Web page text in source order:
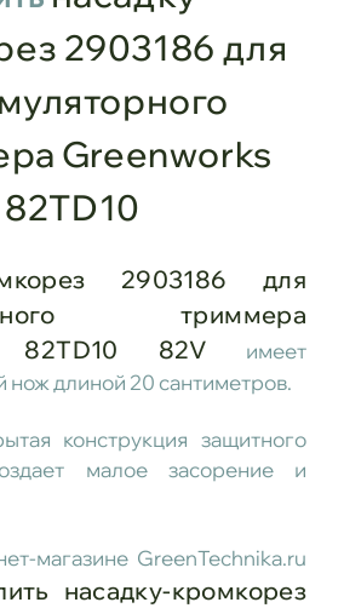
2903186 для
Greenworks
82TD10
2903186 для
триммера
82TD10 82V имеет
нож длиной 20 сантиметров.
конструкция защитного
малое засорение и
магазине GreenTechnika.ru
насадку-кромкорез